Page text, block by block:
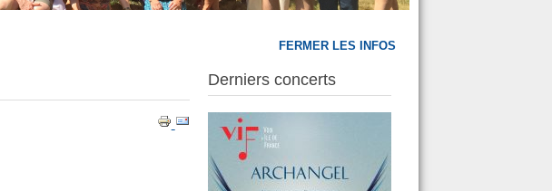
FERMER LES INFOS
Derniers concerts